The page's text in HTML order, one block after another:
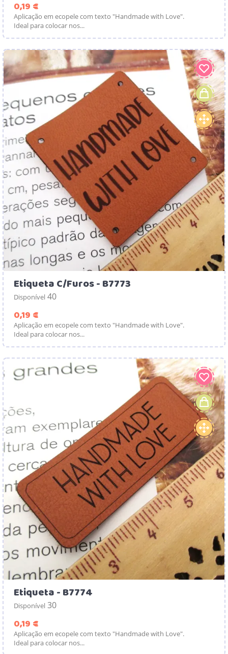
0,19 €
Aplicação em ecopele com texto "Handmade with Love".
Ideal para colocar nos...
Etiqueta C/Furos - B7773
Disponível 40
0,19 €
Aplicação em ecopele com texto "Handmade with Love".
Ideal para colocar nos...
Etiqueta - B7774
Disponível 30
0,19 €
Aplicação em ecopele com texto "Handmade with Love".
Ideal para colocar nos...